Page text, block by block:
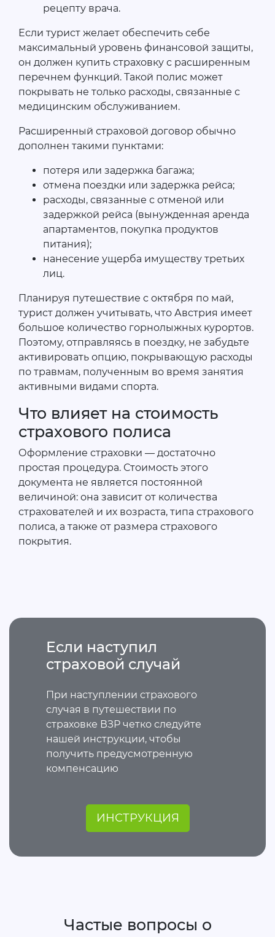
рецепту врача.
Если турист желает обеспечить себе
максимальный уровень финансовой защиты,
он должен купить страховку с расширенным
перечнем функций. Такой полис может
покрывать не только расходы, связанные с
медицинским обслуживанием.
Расширенный страховой договор обычно
дополнен такими пунктами:
потеря или задержка багажа;
отмена поездки или задержка рейса;
расходы, связанные с отменой или
задержкой рейса (вынужденная аренда
апартаментов, покупка продуктов
питания);
нанесение ущерба имуществу третьих
лиц.
Планируя путешествие с октября по май,
турист должен учитывать, что Австрия имеет
большое количество горнолыжных курортов.
Поэтому, отправляясь в поездку, не забудьте
активировать опцию, покрывающую расходы
по травмам, полученным во время занятия
активными видами спорта.
Что влияет на стоимость
страхового полиса
Оформление страховки — достаточно
простая процедура. Стоимость этого
документа не является постоянной
величиной: она зависит от количества
страхователей и их возраста, типа страхового
полиса, а также от размера страхового
покрытия.
Если наступил
страховой случай
При наступлении страхового
случая в путешествии по
страховке ВЗР четко следуйте
нашей инструкции, чтобы
получить предусмотренную
компенсацию
ИНСТРУКЦИЯ
Частые вопросы о